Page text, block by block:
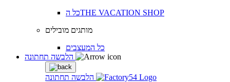
כל הTHE VACATION SHOP
מותגים מובילים
כל המעצבים
הלבשה תחתונה